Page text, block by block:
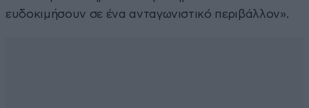
ευδοκιμήσουν σε ένα ανταγωνιστικό περιβάλλον».